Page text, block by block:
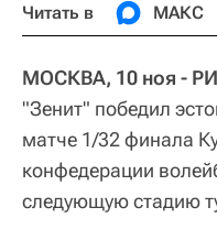
Читать в МАКС
МОСКВА, 10 ноя -
"Зенит" победил
матче 1/32 финала
конфедерации
следующую стадию